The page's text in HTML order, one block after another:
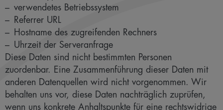
verwendetes Betriebssystem
Referrer URL
Hostname des zugreifenden Rechners
Uhrzeit der Serveranfrage
Diese Daten sind nicht bestimmten Personen
zuordenbar. Eine Zusammenführung dieser Daten mit
anderen Datenquellen wird nicht vorgenommen. Wir
behalten uns vor, diese Daten nachträglich zuprüfen,
wenn uns konkrete Anhaltspunkte für eine rechtswidrige